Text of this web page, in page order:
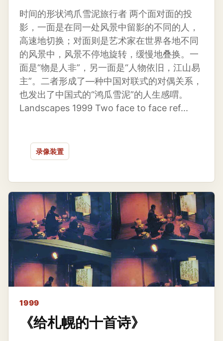
时间的形状鸿爪雪泥旅行者 两个面对面的投
影，一面是在同一处风景中留影的不同的人，
高速地切换；对面则是艺术家在世界各地不同
的风景中，风景不停地旋转，缓慢地叠换。一
面是“物是人非”，另一面是“人物依旧，江山易
主”。二者形成了—种中国对联式的对偶关系，
也发出了中国式的“鸿瓜雪泥”的人生感喟。
Landscapes 1999 Two face to face ref...
录像装置
1999
《给札幌的十首诗》